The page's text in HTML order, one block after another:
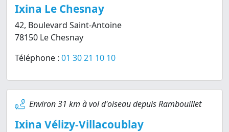
Ixina Le Chesnay
42, Boulevard Saint-Antoine
78150 Le Chesnay
Téléphone : 01 30 21 10 10
Environ 31 km à vol d'oiseau depuis Rambouillet
Ixina Vélizy-Villacoublay